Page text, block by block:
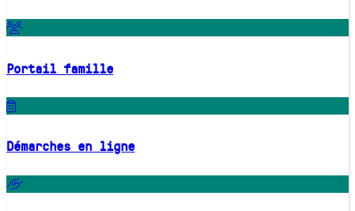
Portail famille
Démarches en ligne